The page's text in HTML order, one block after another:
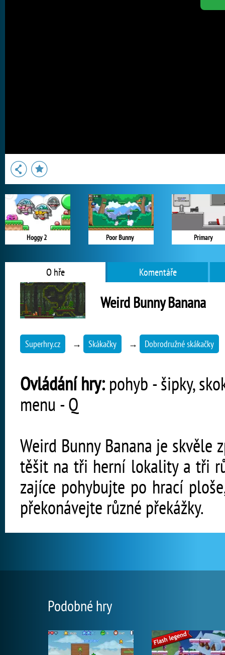
Hoggy 2 Poor Bunny Primary
O hře Komentáře
Weird Bunny Banana
Superhry.cz → Skákačky → Dobrodružné skákačky
Ovládání hry: pohyb - šipky,
menu - Q
Weird Bunny Banana je skvěle
těšit na tři herní lokality a tři
zajíce pohybujte po hrací
překonávejte různé překážky.
Podobné hry